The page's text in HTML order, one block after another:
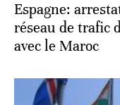
Espagne:
réseau de trafic
avec le Maroc